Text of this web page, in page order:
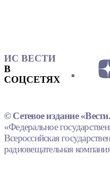
ИС ВЕСТИ
В
СОЦСЕТЯХ
© Сетевое издание
«Федеральное
Всероссийская
радиовещательная